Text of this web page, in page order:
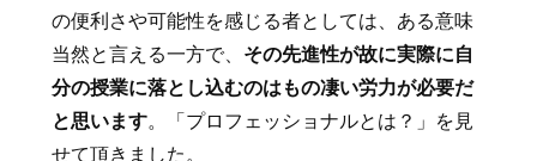
の便利さや可能性を感じる者としては、ある意味
当然と言える一方で、 その先進性が故に実際に自
分の授業に落とし込むのはもの凄い労力が必要だ
と思います。「プロフェッショナルとは？」を見
せて頂きました。